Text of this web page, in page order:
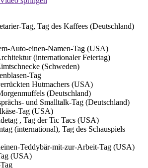
Tag, Tag des Kaffees (Deutschland)
Auto-einen-Namen-Tag (USA)
(internationaler Feiertag)
(Schweden)
Tag
Hutmachers (USA)
(Deutschland)
und Smalltalk-Tag (Deutschland)
Tag (USA)
, Tag der Tic Tacs (USA)
(international), Tag des Schauspiels
Teddybär-mit-zur-Arbeit-Tag (USA)
(USA)